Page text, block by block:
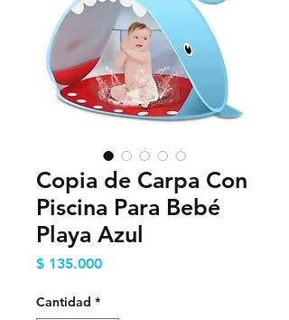
Copia de Carpa Con
Piscina Para Bebé
Playa Azul
$ 135.000Precio
Cantidad *